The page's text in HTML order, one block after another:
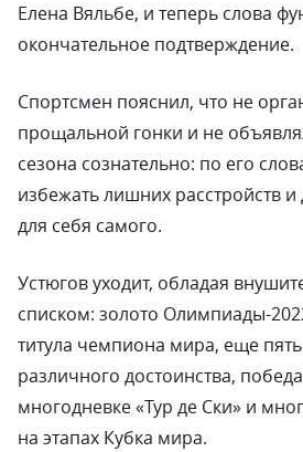
Елена Вяльбе, и теперь слова
окончательное подтверждение.
Спортсмен пояснил, что не
прощальной гонки и не
сезона сознательно: по его
избежать лишних расстройств
для себя самого.
Устюгов уходит, обладая
списком: золото Олимпиады-
титула чемпиона мира, еще
различного достоинства,
многодневке «Тур де Ски» и
на этапах Кубка мира.